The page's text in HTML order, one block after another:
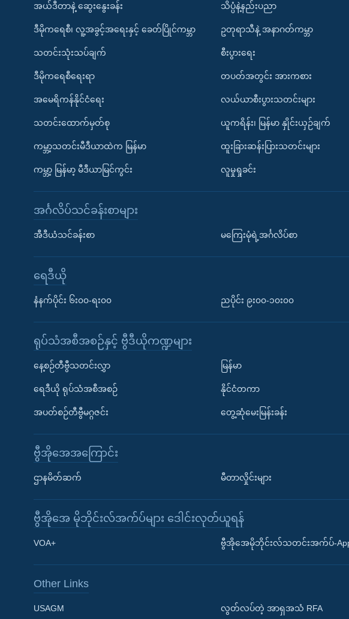
Learning English
အယ်ဒီတာနဲ့ ဆွေးနွေးခန်း
ဒီမိုကရေစီ၊ လူ့အခွင့်အရေးနှင့် ခေတ်ပြိုင်ကမ္ဘာ
သတင်းသုံးသပ်ချက်
ဒီမိုကရေစီရေးရာ
အမေရိကန်နိုင်ငံရေး
သတင်းထောက်မှတ်စု
ကမ္ဘာ့သတင်းမီဒီယာထဲက မြန်မာ
ကမ္ဘာ့ မြန်မာ့ မီဒီယာမြင်ကွင်း
သိပ္ပံနဲ့နည်းပညာ
ဥတုရာသီနဲ့ အနာဂတ်ကမ္ဘာ
စီးပွားရေး
တပတ်အတွင်း အားကစား
လယ်ယာစီးပွားသတင်းများ
ယူကရိန်း၊ မြန်မာ နှိုင်းယှဉ်ချက်
ထူးခြားဆန်းပြားသတင်းများ
လူမှုရှုခင်း
အင်္ဂလိပ်သင်ခန်းစာများ
အီဒီယံသင်ခန်းစာ မကြေးမုံရဲ့အင်္ဂလိပ်စာ
ရေဒီယို
နံနက်ပိုင်း ၆း၀၀-ရး၀၀ ညပိုင်း ၉း၀၀-၁၀း၀၀
ရုပ်သံအစီအစဉ်နှင့် ဗွီဒီယိုကဏ္ဍများ
နေ့စဉ်တီဗွီသတင်းလွှာ
ရေဒီယို ရုပ်သံအစီအစဉ်
အပတ်စဉ်တီဗွီမဂ္ဂဇင်း
မြန်မာ
နိုင်ငံတကာ
တွေ့ဆုံမေးမြန်းခန်း
ဗွီအိုအေအကြောင်း
ဌာနမိတ်ဆက် မီတာလှိုင်းများ
ဗွီအိုအေ မိုဘိုင်းလ်အက်ပ်များ ဒေါင်းလုတ်ယူရန်
VOA+ ဗွီအိုအေမိုဘိုင်းလ်သတင်းအက်ပ်-
Other Links
USAGM လွတ်လပ်တဲ့ အာရှအသံ RFA